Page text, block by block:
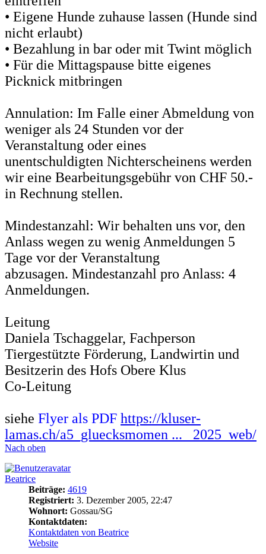
• Eigene Hunde zuhause lassen (Hunde sind
nicht erlaubt)
• Bezahlung in bar oder mit Twint möglich
• Für die Mittagspause bitte eigenes
Picknick mitbringen
Annulation: Im Falle einer Abmeldung von
weniger als 24 Stunden vor der
Veranstaltung oder eines
unentschuldigten Nichterscheinens werden
wir eine Bearbeitungsgebühr von CHF 50.-
in Rechnung stellen.
Mindestanzahl: Wir behalten uns vor, den
Anlass wegen zu wenig Anmeldungen 5
Tage vor der Veranstaltung
abzusagen. Mindestanzahl pro Anlass: 4
Anmeldungen.
Leitung
Daniela Tschaggelar, Fachperson
Tiergestützte Förderung, Landwirtin und
Besitzerin des Hofs Obere Klus
Co-Leitung
siehe Flyer als PDF https://kluser-
lamas.ch/a5_gluecksmomen ... _2025_web/
Nach oben
Beatrice
Beiträge: 4619
Registriert: 3. Dezember 2005, 22:47
Wohnort: Gossau/SG
Kontaktdaten:
Kontaktdaten von Beatrice
Website